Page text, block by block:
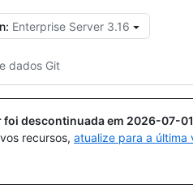
Enterprise Server 3.16
dados Git
foi descontinuada em 2026-07-01
recursos, atualize para a última